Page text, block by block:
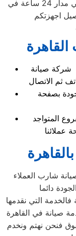
وفريق مخصص للرد علي كافة اسئلتكم علي مدار 24 ساعة في
اجهزتكم
شركة صيانة
بصفحة
المتواجد
شارب العملاء
دائما
التي نقدمها
صيانة في القاهرة
فنحن نهتم ونخدم